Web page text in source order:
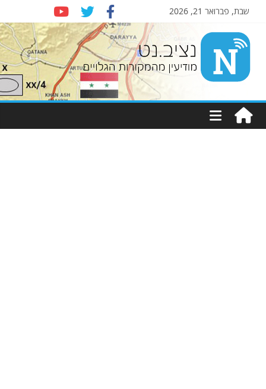
שבת, פברואר 21, 2026
Nziv.net
מודיעין
מהמקורות